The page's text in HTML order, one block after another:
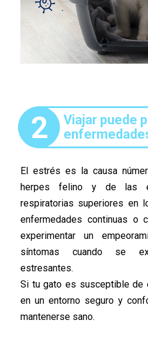
2
Viajar puede
El estrés es la causa
herpes felino y de las
respiratorias superiores en
enfermedades continuas o
experimentar un
síntomas cuando se
estresantes.
Si tu gato es susceptible de
en un entorno seguro y
mantenerse sano.